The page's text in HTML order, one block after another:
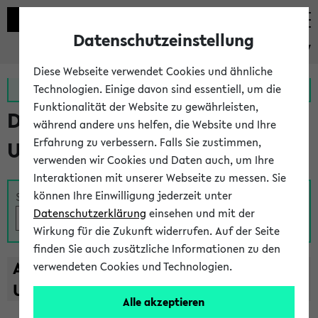
eKVV
Zur MeineUni App Zum MeineUni Portal
Das Lehrangebot der
Universität Bielefeld
Suche
A B C D E F G H I J K L M N O
U
V W X Y
Z
Datenschutzeinstellung
Diese Webseite verwendet Cookies und ähnliche
Technologien. Einige davon sind essentiell, um die
Funktionalität der Website zu gewährleisten,
während andere uns helfen, die Website und Ihre
Erfahrung zu verbessern. Falls Sie zustimmen,
verwenden wir Cookies und Daten auch, um Ihre
Interaktionen mit unserer Webseite zu messen. Sie
können Ihre Einwilligung jederzeit unter
Datenschutzerklärung einsehen und mit der
Wirkung für die Zukunft widerrufen. Auf der Seite
finden Sie auch zusätzliche Informationen zu den
verwendeten Cookies und Technologien.
Alle akzeptieren